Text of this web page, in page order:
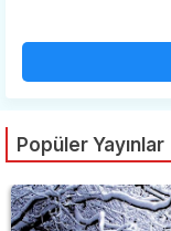
Popüler Yayınlar